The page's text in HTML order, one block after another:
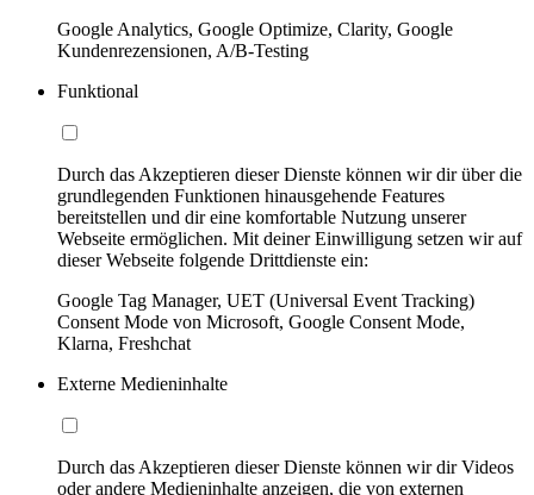
Google Analytics, Google Optimize, Clarity, Google
Kundenrezensionen, A/B-Testing
Funktional
Durch das Akzeptieren dieser Dienste können wir dir über die
grundlegenden Funktionen hinausgehende Features
bereitstellen und dir eine komfortable Nutzung unserer
Webseite ermöglichen. Mit deiner Einwilligung setzen wir auf
dieser Webseite folgende Drittdienste ein:
Google Tag Manager, UET (Universal Event Tracking)
Consent Mode von Microsoft, Google Consent Mode,
Klarna, Freshchat
Externe Medieninhalte
Durch das Akzeptieren dieser Dienste können wir dir Videos
oder andere Medieninhalte anzeigen, die von externen